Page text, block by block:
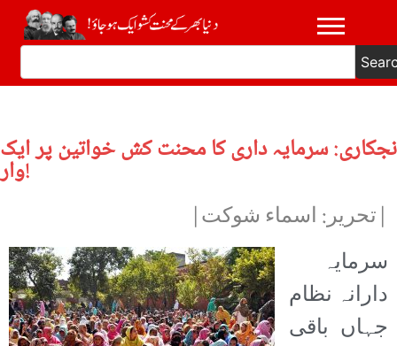
نجکاری: سرمایہ داری کا محنت کش خواتین پر ایک
وار!
|تحریر: اسماء شوکت|
سرمایہ
دارانہ نظام
جہاں باقی